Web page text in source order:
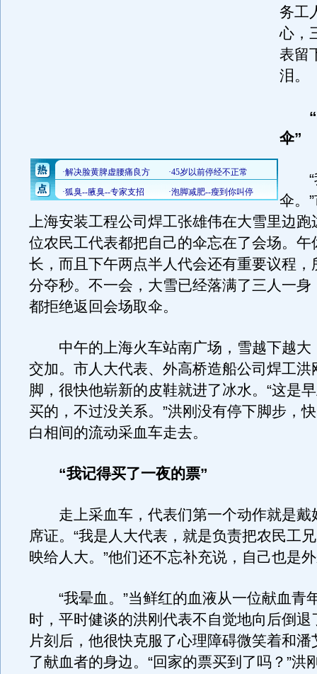
务工
心，
表留
泪。
伞”
“
伞。
上海安装工程公司焊工张雄伟在大雪里边跑
位农民工代表都把自己的伞忘在了会场。午
长，而且下午两点半人代会还有重要议程，
分夺秒。不一会，大雪已经落满了三人一身
都拒绝返回会场取伞。
中午的上海火车站南广场，雪越下越大
交加。市人大代表、外高桥造船公司焊工洪
脚，很快他崭新的皮鞋就进了冰水。“这是
买的，不过没关系。”洪刚没有停下脚步，
白相间的流动采血车走去。
“我记得买了一夜的票”
走上采血车，代表们第一个动作就是戴
席证。“我是人大代表，就是负责把农民工
映给人大。”他们还不忘补充说，自己也是
“我晕血。”当鲜红的血液从一位献血青
时，平时健谈的洪刚代表不自觉地向后倒退
片刻后，他很快克服了心理障碍微笑着和潘
了献血者的身边。“回家的票买到了吗？”洪